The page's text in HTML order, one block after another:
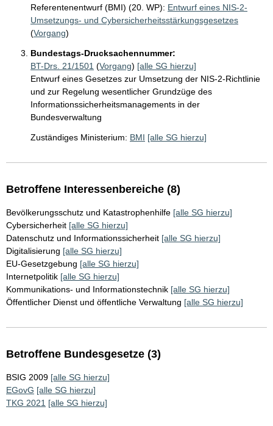
Referentenentwurf (BMI) (20. WP): Entwurf eines NIS-2-
Umsetzungs- und Cybersicherheitsstärkungsgesetzes
(Vorgang)
Bundestags-Drucksachennummer:
BT-Drs. 21/1501 (Vorgang) [alle SG hierzu]
Entwurf eines Gesetzes zur Umsetzung der NIS-2-Richtlinie
und zur Regelung wesentlicher Grundzüge des
Informationssicherheitsmanagements in der
Bundesverwaltung
Zuständiges Ministerium: BMI [alle SG hierzu]
Betroffene Interessenbereiche (8)
Bevölkerungsschutz und Katastrophenhilfe [alle SG hierzu]
Cybersicherheit [alle SG hierzu]
Datenschutz und Informationssicherheit [alle SG hierzu]
Digitalisierung [alle SG hierzu]
EU-Gesetzgebung [alle SG hierzu]
Internetpolitik [alle SG hierzu]
Kommunikations- und Informationstechnik [alle SG hierzu]
Öffentlicher Dienst und öffentliche Verwaltung [alle SG hierzu]
Betroffene Bundesgesetze (3)
BSIG 2009 [alle SG hierzu]
EGovG [alle SG hierzu]
TKG 2021 [alle SG hierzu]